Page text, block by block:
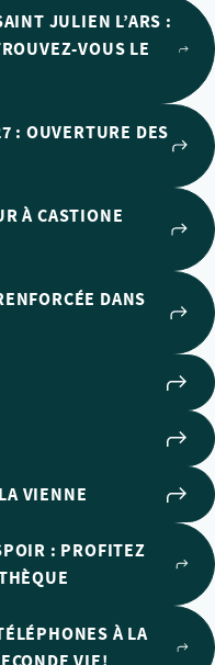
JULIEN L’ARS :
VOUS LE
: OUVERTURE DES
À CASTIONE
DANS
VIENNE
: PROFITEZ
À LA